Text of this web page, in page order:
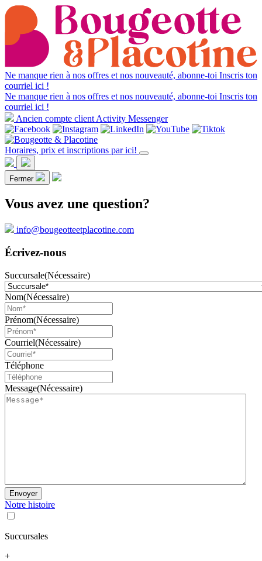
Ne manque rien à nos offres et nos nouveauté, abonne-toi Inscris ton
courriel ici !
Ne manque rien à nos offres et nos nouveauté, abonne-toi Inscris ton
courriel ici !
Ancien compte client Activity Messenger
Horaires, prix et inscriptions par ici!
Fermer
Vous avez une question?
info@bougeotteetplacotine.com
Écrivez-nous
Succursale(Nécessaire)
Nom(Nécessaire)
Prénom(Nécessaire)
Courriel(Nécessaire)
Téléphone
Message(Nécessaire)
Envoyer
Notre histoire
Succursales
+